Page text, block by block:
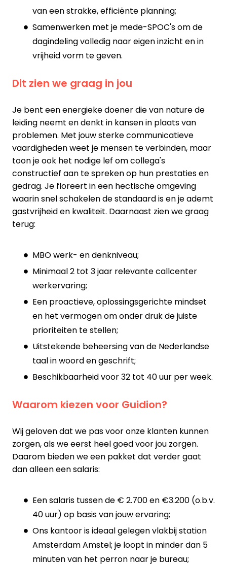
van een strakke, efficiënte planning;
Samenwerken met je mede-SPOC's om de
dagindeling volledig naar eigen inzicht en in
vrijheid vorm te geven.
Dit zien we graag in jou
Je bent een energieke doener die van nature de
leiding neemt en denkt in kansen in plaats van
problemen. Met jouw sterke communicatieve
vaardigheden weet je mensen te verbinden, maar
toon je ook het nodige lef om collega's
constructief aan te spreken op hun prestaties en
gedrag. Je floreert in een hectische omgeving
waarin snel schakelen de standaard is en je ademt
gastvrijheid en kwaliteit. Daarnaast zien we graag
terug:
MBO werk- en denkniveau;
Minimaal 2 tot 3 jaar relevante callcenter
werkervaring;
Een proactieve, oplossingsgerichte mindset
en het vermogen om onder druk de juiste
prioriteiten te stellen;
Uitstekende beheersing van de Nederlandse
taal in woord en geschrift;
Beschikbaarheid voor 32 tot 40 uur per week.
Waarom kiezen voor Guidion?
Wij geloven dat we pas voor onze klanten kunnen
zorgen, als we eerst heel goed voor jou zorgen.
Daarom bieden we een pakket dat verder gaat
dan alleen een salaris:
Een salaris tussen de € 2.700 en €3.200 (o.b.v.
40 uur) op basis van jouw ervaring;
Ons kantoor is ideaal gelegen vlakbij station
Amsterdam Amstel; je loopt in minder dan 5
minuten van het perron naar je bureau;